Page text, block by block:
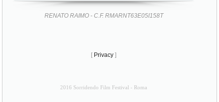
RENATO RAIMO - C.F. RMARNT63E05I158T
[ Privacy ]
2016 Sorridendo Film Festival - Roma